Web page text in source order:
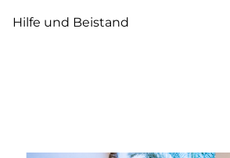
Hilfe und Beistand